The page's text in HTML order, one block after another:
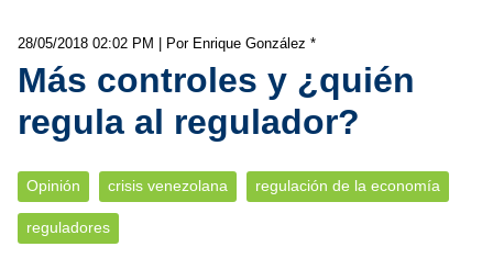
28/05/2018 02:02 PM | Por Enrique González *
Más controles y ¿quién
regula al regulador?
Opinión crisis venezolana regulación de la economía
reguladores